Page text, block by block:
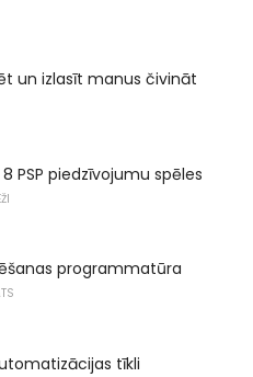
un izlasīt manus čivināt
PSP piedzīvojumu spēles
programmatūra
tīkli